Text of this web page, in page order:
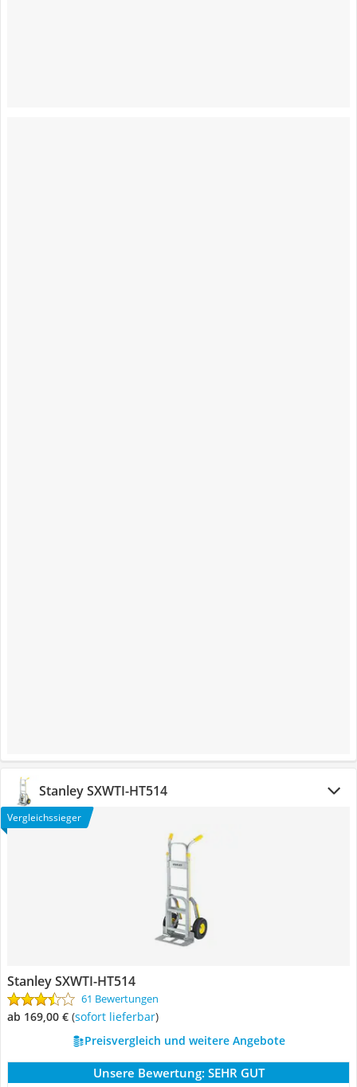
Stanley SXWTI-HT514
Vergleichssieger
Stanley SXWTI-HT514
61 Bewertungen
ab 169,00 € ( Sofort lieferbar)
Preisvergleich und weitere Angebote
Unsere Bewertung: SEHR GUT